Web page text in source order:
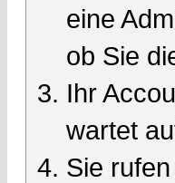
eine
ob Sie
Ihr
wartet
Sie